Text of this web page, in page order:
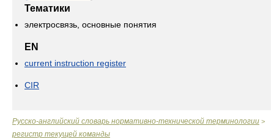
Тематики
электросвязь, основные понятия
EN
current instruction register
CIR
Русско-английский словарь нормативно-технической терминологии >
регистр текущей команды